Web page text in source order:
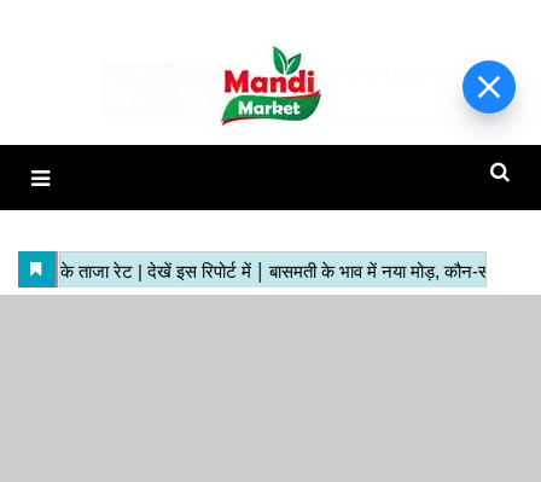
हाजिर मंडियों के ताजा रेट | देखें इस
रिपोर्ट में